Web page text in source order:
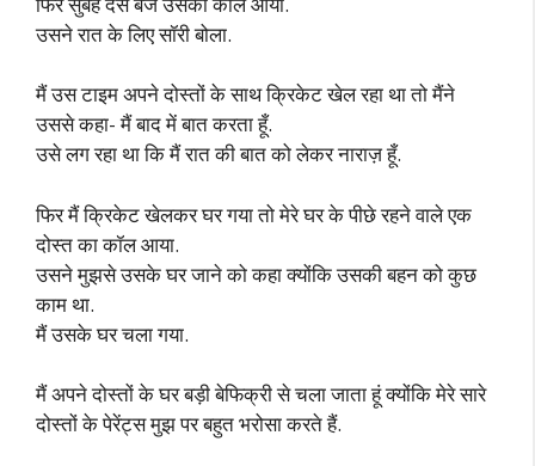
उसने रात के लिए सॉरी बोला.
मैं उस टाइम अपने दोस्तों के साथ क्रिकेट खेल रहा था तो मैंने
उससे कहा- मैं बाद में बात करता हूँ.
उसे लग रहा था कि मैं रात की बात को लेकर नाराज़ हूँ.
फिर मैं क्रिकेट खेलकर घर गया तो मेरे घर के पीछे रहने वाले एक
दोस्त का कॉल आया.
उसने मुझसे उसके घर जाने को कहा क्योंकि उसकी बहन को कुछ
काम था.
मैं उसके घर चला गया.
मैं अपने दोस्तों के घर बड़ी बेफिक्री से चला जाता हूं क्योंकि मेरे सारे
दोस्तों के पेरेंट्स मुझ पर बहुत भरोसा करते हैं.